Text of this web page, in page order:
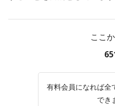
ここ
有料会員になれば全
でき